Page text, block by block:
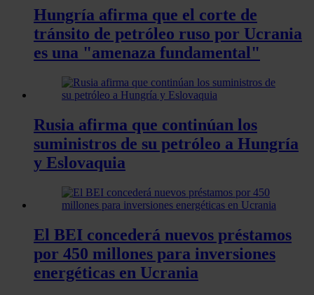
Hungría afirma que el corte de
tránsito de petróleo ruso por Ucrania
es una "amenaza fundamental"
Rusia afirma que continúan los
suministros de su petróleo a Hungría
y Eslovaquia
El BEI concederá nuevos préstamos
por 450 millones para inversiones
energéticas en Ucrania